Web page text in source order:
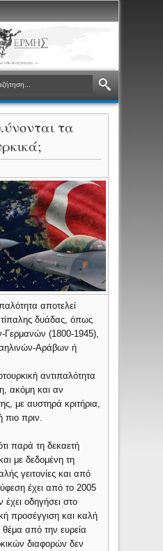
τα
αποτελεί
δυάδας, όπως
Γερμανών (1800-1945),
Αράβων ή
αντιπαλότητα
ακόμη και αν
με αυστηρά κριτήρια,
πιο πριν.
παρά τη δεκαετή
με δεδομένη τη
γειτονίες και από
έχει από το 2005
έχει οδηγήσει στο
προσέγγιση και καλή
θέμα από την ευρεία
διαφορών δεν